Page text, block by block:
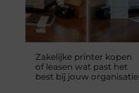
Zakelijke printer kopen
of leasen wat past het
best bij jouw organisatie